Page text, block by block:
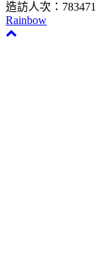
造訪人次：783471
Rainbow